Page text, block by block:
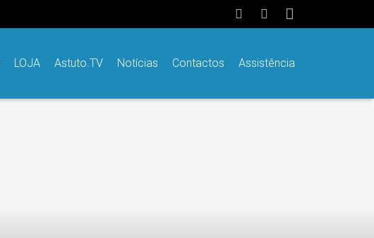
LOJA Astuto.TV Notícias Contactos Assistência